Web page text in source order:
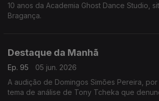
10 anos da Academia Ghost Dance Studio,
Bragança.
Destaque da Manhã
Ep. 95
05 jun. 2026
A audição de Domingos Simões Pereira,
tema de análise de Tony Tcheka que